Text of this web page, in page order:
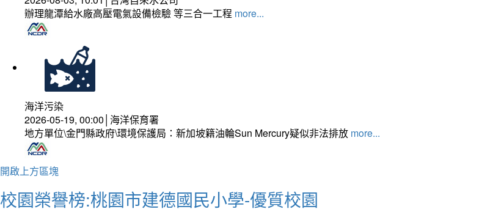
辦理龍潭給水廠高壓電氣設備檢驗 等三合一工程 more...
海洋污染
2026-05-19, 00:00│海洋保育署
地方單位\金門縣政府\環境保護局：新加坡籍油輪Sun Mercury疑似非法排放 more...
開啟上方區塊
校園榮譽榜:桃園市建德國民小學-優質校園